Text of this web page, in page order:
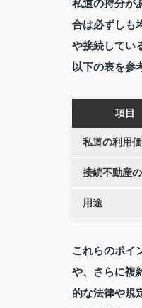
私道の持分が
合は必ずしも
や接続してい
以下の表を参
項目
私道の利用
接続不動産
用途
これらのポイ
や、さらに複
的な法律や規